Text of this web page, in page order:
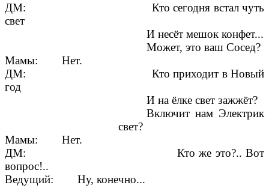
ДМ: Кто сегодня встал чуть
свет
И несёт мешок конфет...
Может, это ваш Сосед?
Мамы: Нет.
ДМ: Кто приходит в Новый
год
И на ёлке свет зажжёт?
Включит нам Электрик
свет?
Мамы: Нет.
ДМ: Кто же это?.. Вот
вопрос!..
Ведущий: Ну, конечно...